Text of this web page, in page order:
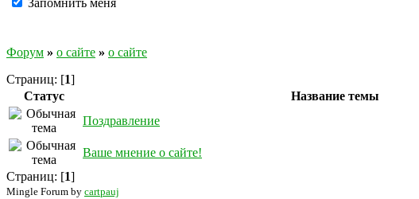
Запомнить меня
Форум » о сайте » о сайте
Страниц: [1]
Статус
Название темы
Поздравление
Ваше мнение о сайте!
Страниц: [1]
Mingle Forum by cartpauj